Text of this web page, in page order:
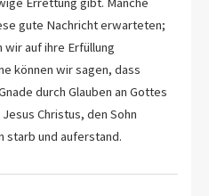
gute Nachricht erwarteten;
auf ihre Erfüllung
können wir sagen, dass
durch Glauben an Gottes
den Sohn
starb und auferstand.